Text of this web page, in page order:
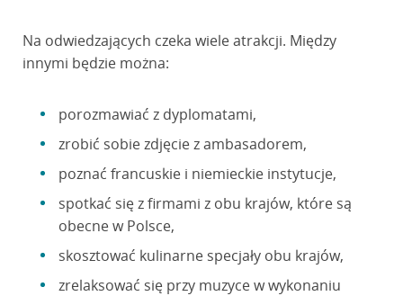
Na odwiedzających czeka wiele atrakcji. Między
innymi będzie można:
porozmawiać z dyplomatami,
zrobić sobie zdjęcie z ambasadorem,
poznać francuskie i niemieckie instytucje,
spotkać się z firmami z obu krajów, które są
obecne w Polsce,
skosztować kulinarne specjały obu krajów,
zrelaksować się przy muzyce w wykonaniu